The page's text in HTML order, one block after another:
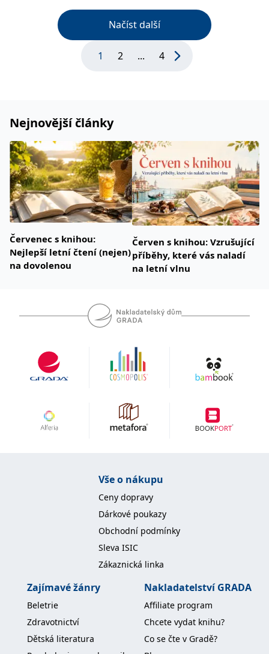
Načíst další
1 2 ... 4
Nejnovější články
Červenec s knihou:
Nejlepší letní čtení (nejen)
na dovolenou
Červen s knihou: Vzrušující
příběhy, které vás naladí
na letní vlnu
Vše o nákupu
Ceny dopravy
Dárkové poukazy
Obchodní podmínky
Sleva ISIC
Zákaznická linka
Zajímavé žánry
Beletrie
Zdravotnictví
Dětská literatura
Nakladatelství GRADA
Affiliate program
Chcete vydat knihu?
Co se čte v Gradě?